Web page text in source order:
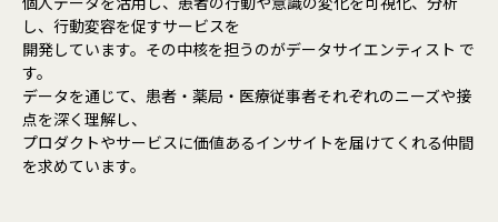
し、行動変容を促すサービスを
開発しています。その中核を担うのがデータサイエンティスト で
す。
データを通じて、患者・薬局・医療従事者それぞれのニーズや接
点を深く理解し、
プロダクトやサービスに価値あるインサイトを届けてくれる仲間
を求めています。